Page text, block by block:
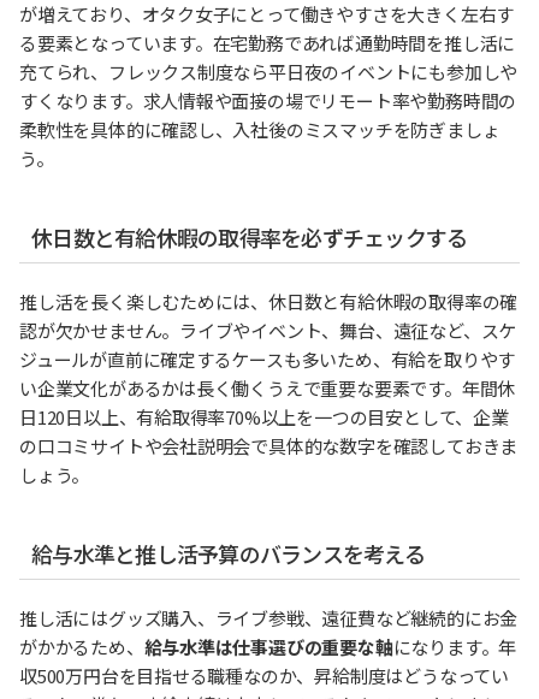
が増えており、オタク女子にとって働きやすさを大きく左右す
る要素となっています。在宅勤務であれば通勤時間を推し活に
充てられ、フレックス制度なら平日夜のイベントにも参加しや
すくなります。求人情報や面接の場でリモート率や勤務時間の
柔軟性を具体的に確認し、入社後のミスマッチを防ぎましょ
う。
休日数と有給休暇の取得率を必ずチェックする
推し活を長く楽しむためには、休日数と有給休暇の取得率の確
認が欠かせません。ライブやイベント、舞台、遠征など、スケ
ジュールが直前に確定するケースも多いため、有給を取りやす
い企業文化があるかは長く働くうえで重要な要素です。年間休
日120日以上、有給取得率70%以上を一つの目安として、企業
の口コミサイトや会社説明会で具体的な数字を確認しておきま
しょう。
給与水準と推し活予算のバランスを考える
推し活にはグッズ購入、ライブ参戦、遠征費など継続的にお金
がかかるため、 給与水準は仕事選びの重要な軸になります。年
収500万円台を目指せる職種なのか、昇給制度はどうなってい